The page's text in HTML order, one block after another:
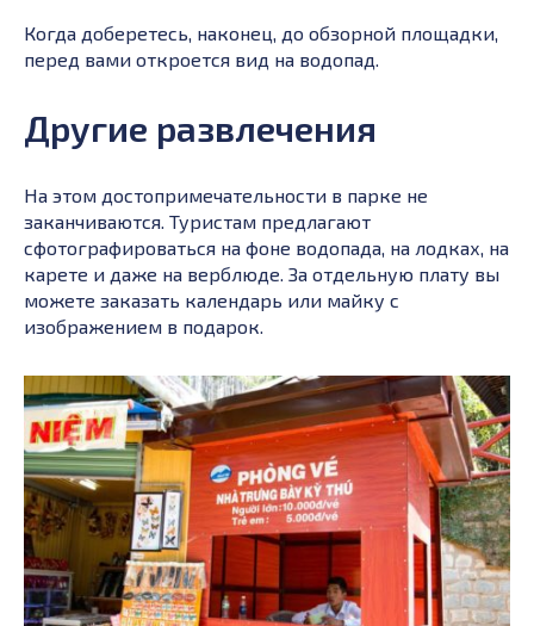
Когда доберетесь, наконец, до обзорной площадки,
перед вами откроется вид на водопад.
Другие развлечения
На этом достопримечательности в парке не
заканчиваются. Туристам предлагают
сфотографироваться на фоне водопада, на лодках, на
карете и даже на верблюде. За отдельную плату вы
можете заказать календарь или майку с
изображением в подарок.